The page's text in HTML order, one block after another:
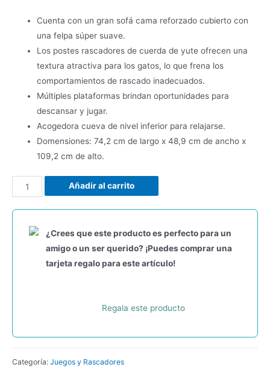
Cuenta con un gran sofá cama reforzado cubierto con
una felpa súper suave.
Los postes rascadores de cuerda de yute ofrecen una
textura atractiva para los gatos, lo que frena los
comportamientos de rascado inadecuados.
Múltiples plataformas brindan oportunidades para
descansar y jugar.
Acogedora cueva de nivel inferior para relajarse.
Domensiones: 74,2 cm de largo x 48,9 cm de ancho x
109,2 cm de alto.
Añadir al carrito
¿Crees que este producto es perfecto para un
amigo o un ser querido? ¡Puedes comprar una
tarjeta regalo para este artículo!
Regala este producto
Categoría: Juegos y Rascadores